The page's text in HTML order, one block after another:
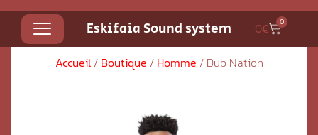
Eskifaia Sound system 0€ 0
Accueil/ Boutique / Homme / Dub Nation